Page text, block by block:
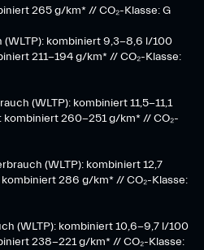
265 g/km* // CO₂-Klasse: G
kombiniert 9,3-8,6 l/100
211-194 g/km* // CO₂-Klasse:
(WLTP): kombiniert 11,5-11,1
kombiniert 260-251 g/km*​ // CO₂-
(WLTP): kombiniert 12,7
286 g/km* // CO₂-Klasse:
(WLTP): kombiniert 10,6-9,7 l/100
238-221 g/km* ​// CO₂-Klasse: